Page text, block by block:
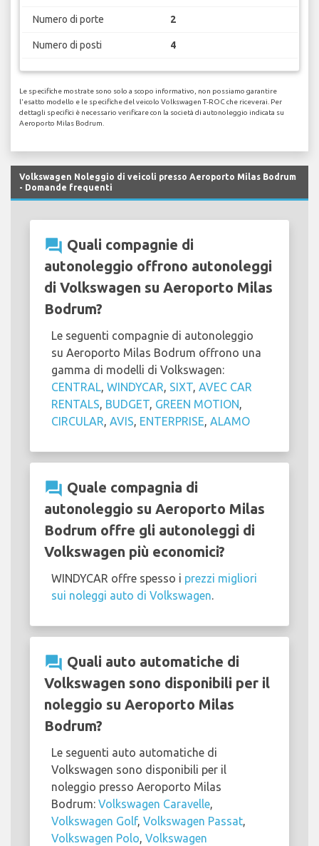
Numero di porte 2
Numero di posti 4
Le specifiche mostrate sono solo a scopo informativo, non possiamo garantire
l'esatto modello e le specifiche del veicolo Volkswagen T-ROC che riceverai. Per
dettagli specifici è necessario verificare con la società di autonoleggio indicata su
Aeroporto Milas Bodrum.
Volkswagen Noleggio di veicoli presso Aeroporto Milas Bodrum
- Domande frequenti
question_answer Quali compagnie di
autonoleggio offrono autonoleggi
di Volkswagen su Aeroporto Milas
Bodrum?
Le seguenti compagnie di autonoleggio
su Aeroporto Milas Bodrum offrono una
gamma di modelli di Volkswagen:
CENTRAL, WINDYCAR, SIXT, AVEC CAR
RENTALS, BUDGET, GREEN MOTION,
CIRCULAR, AVIS, ENTERPRISE, ALAMO
question_answer Quale compagnia di
autonoleggio su Aeroporto Milas
Bodrum offre gli autonoleggi di
Volkswagen più economici?
WINDYCAR offre spesso i prezzi migliori
sui noleggi auto di Volkswagen.
question_answer Quali auto automatiche di
Volkswagen sono disponibili per il
noleggio su Aeroporto Milas
Bodrum?
Le seguenti auto automatiche di
Volkswagen sono disponibili per il
noleggio presso Aeroporto Milas
Bodrum: Volkswagen Caravelle,
Volkswagen Golf, Volkswagen Passat,
Volkswagen Polo, Volkswagen